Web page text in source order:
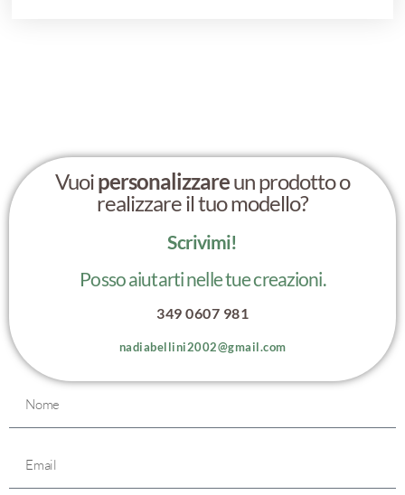
Vuoipersonalizzareun prodotto o
realizzare il tuo modello?
Scrivimi!
Posso aiutarti nelle tue creazioni.
349 0607 981
nadiabellini2002@gmail.com